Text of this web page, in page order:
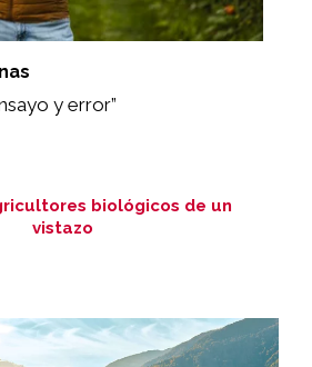
y error”
biológicos de un
vistazo